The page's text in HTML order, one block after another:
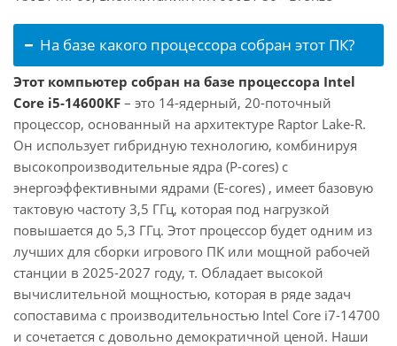
На базе какого процессора собран этот ПК?
Этот компьютер собран на базе процессора Intel
Core i5-14600KF – это 14-ядерный, 20-поточный
процессор, основанный на архитектуре Raptor Lake-R.
Он использует гибридную технологию, комбинируя
высокопроизводительные ядра (P-cores) с
энергоэффективными ядрами (E-cores) , имеет базовую
тактовую частоту 3,5 ГГц, которая под нагрузкой
повышается до 5,3 ГГц. Этот процессор будет одним из
лучших для сборки игрового ПК или мощной рабочей
станции в 2025-2027 году, т. Обладает высокой
вычислительной мощностью, которая в ряде задач
сопоставима с производительностью Intel Core i7-14700
и сочетается с довольно демократичной ценой. Наши